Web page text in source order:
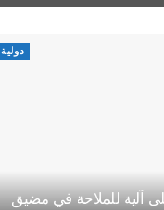
دولية
آلية للملاحة في مضيق